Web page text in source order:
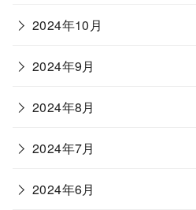
2024年10月
2024年9月
2024年8月
2024年7月
2024年6月